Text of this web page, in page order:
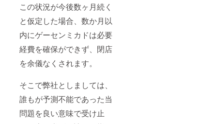
この状況が今後数ヶ月続く
と仮定した場合、数か月以
内にゲーセンミカドは必要
経費を確保ができず、閉店
を余儀なくされます。
そこで弊社としましては、
誰もが予測不能であった当
問題を良い意味で受け止